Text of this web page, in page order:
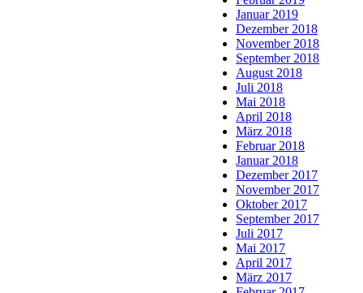
Januar 2019
Dezember 2018
November 2018
September 2018
August 2018
Juli 2018
Mai 2018
April 2018
März 2018
Februar 2018
Januar 2018
Dezember 2017
November 2017
Oktober 2017
September 2017
Juli 2017
Mai 2017
April 2017
März 2017